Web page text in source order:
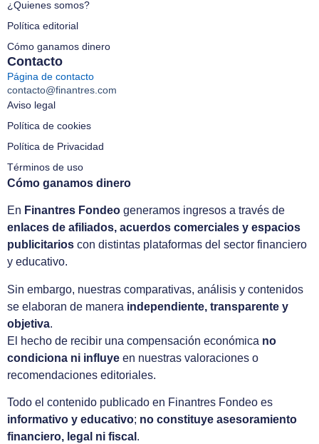
¿Quienes somos?
Política editorial
Cómo ganamos dinero
Contacto
Página de contacto
contacto@finantres.com
Aviso legal
Política de cookies
Política de Privacidad
Términos de uso
Cómo ganamos dinero
En Finantres Fondeo generamos ingresos a través de
enlaces de afiliados, acuerdos comerciales y espacios
publicitarios con distintas plataformas del sector financiero
y educativo.
Sin embargo, nuestras comparativas, análisis y contenidos
se elaboran de manera independiente, transparente y
objetiva.
El hecho de recibir una compensación económica no
condiciona ni influye en nuestras valoraciones o
recomendaciones editoriales.
Todo el contenido publicado en Finantres Fondeo es
informativo y educativo; no constituye asesoramiento
financiero, legal ni fiscal .